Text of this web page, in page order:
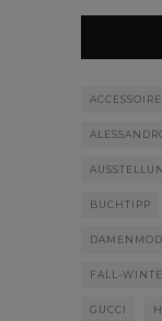
BUCHTIPP
FALL-
GUCCI